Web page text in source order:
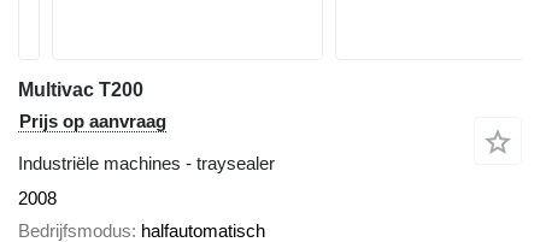
Multivac T200
Prijs op aanvraag
Industriële machines - traysealer
2008
Bedrijfsmodus halfautomatisch